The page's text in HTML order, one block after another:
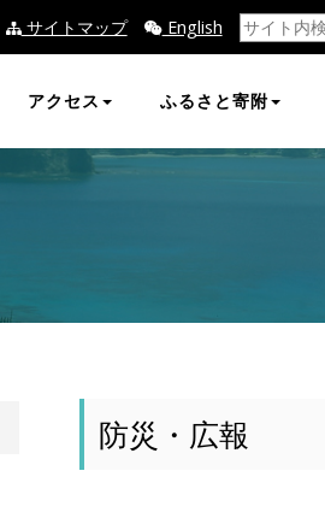
サイトマップ English
アクセス ふるさと寄附
防災・広報